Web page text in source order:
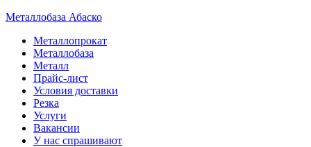
Металлобаза Абаско
Металлопрокат
Металлобаза
Металл
Прайс-лист
Условия доставки
Резка
Услуги
Вакансии
У нас спрашивают